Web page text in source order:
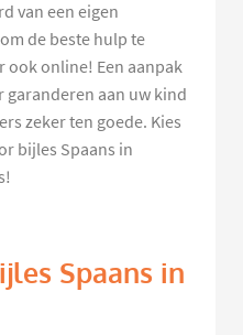
van een eigen
de beste hulp te
ook online! Een aanpak
garanderen aan uw kind
zeker ten goede. Kies
bijles Spaans in
Spaans in